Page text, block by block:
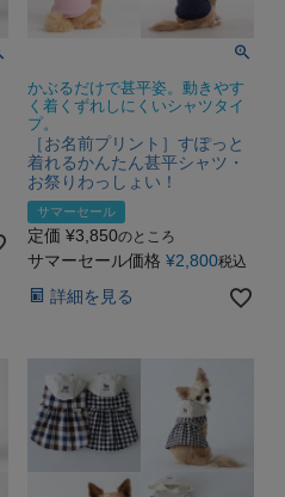
かぶるだけで甚平姿。動きやす
く着くずれしにくいシャツタイ
プ。
［お名前プリント］すぽっと
着れるかんたん甚平シャツ・
お祭りわっしょい！
サマーセール
定価 ¥3,850のところ
サマーセール価格 ¥2,800税込
詳細を見る